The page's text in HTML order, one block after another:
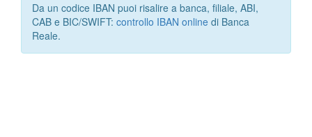
Da un codice IBAN puoi risalire a banca, filiale, ABI,
CAB e BIC/SWIFT: controllo IBAN online di Banca
Reale.